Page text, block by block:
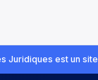
Juridiques est un